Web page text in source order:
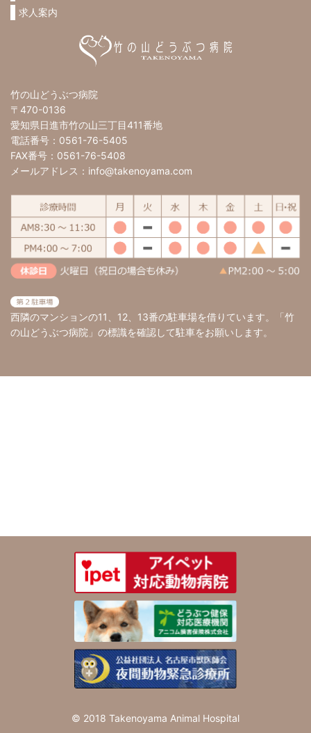
求人案内
竹の山どうぶつ病院
〒470-0136
愛知県日進市竹の山三丁目411番地
電話番号：0561-76-5405
FAX番号：0561-76-5408
メールアドレス：info@takenoyama.com
西隣のマンションの11、12、13番の駐車場を借りています。「竹
の山どうぶつ病院」の標識を確認して駐車をお願いします。
© 2018 Takenoyama Animal Hospital